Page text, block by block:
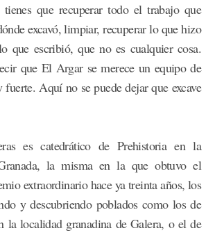
que recuperar todo el trabajo que
excavó, limpiar, recuperar lo que hizo
que escribió, que no es cualquier cosa.
que El Argar se merece un equipo de
Aquí no se puede dejar que excave
es catedrático de Prehistoria en la
la misma en la que obtuvo el
extraordinario hace ya treinta años, los
y descubriendo poblados como los de
la localidad granadina de Galera, o el de